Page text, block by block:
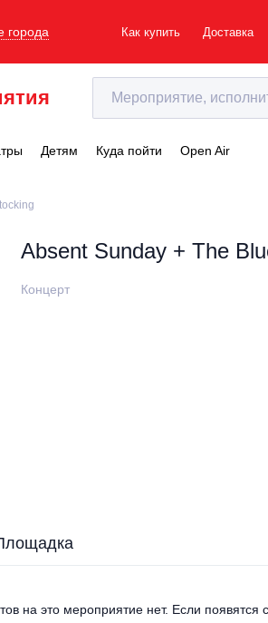
города Как купить Доставка
Детям Куда пойти Open Air
Absent Sunday + The
Концерт
на это мероприятие нет. Если